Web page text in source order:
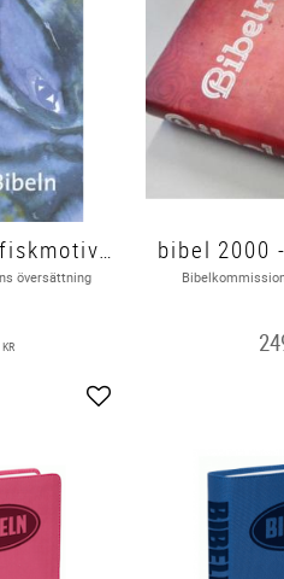
bibel 2000 - fiskmotiv, hårdband 203x150x45mm
översättning
KR
Lägg till i favoriter